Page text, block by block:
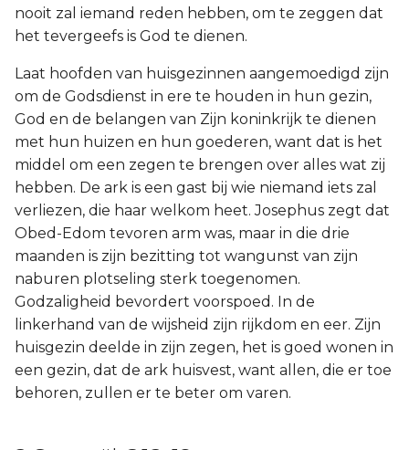
nooit zal iemand reden hebben, om te zeggen dat
het tevergeefs is God te dienen.
Laat hoofden van huisgezinnen aangemoedigd zijn
om de Godsdienst in ere te houden in hun gezin,
God en de belangen van Zijn koninkrijk te dienen
met hun huizen en hun goederen, want dat is het
middel om een zegen te brengen over alles wat zij
hebben. De ark is een gast bij wie niemand iets zal
verliezen, die haar welkom heet. Josephus zegt dat
Obed-Edom tevoren arm was, maar in die drie
maanden is zijn bezitting tot wangunst van zijn
naburen plotseling sterk toegenomen.
Godzaligheid bevordert voorspoed. In de
linkerhand van de wijsheid zijn rijkdom en eer. Zijn
huisgezin deelde in zijn zegen, het is goed wonen in
een gezin, dat de ark huisvest, want allen, die er toe
behoren, zullen er te beter om varen.